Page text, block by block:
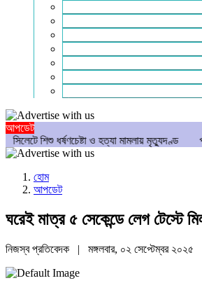
আপডেট
ও হত্যা মামলায় মৃত্যুদণ্ড
পঞ্চাশ পেরোনো
হোম
আপডেট
ঘরেই মাত্র ৫ সেকেন্ডে লেগ টেস্টে
নিজস্ব প্রতিবেদক | মঙ্গলবার, ০২ সেপ্টেম্বর